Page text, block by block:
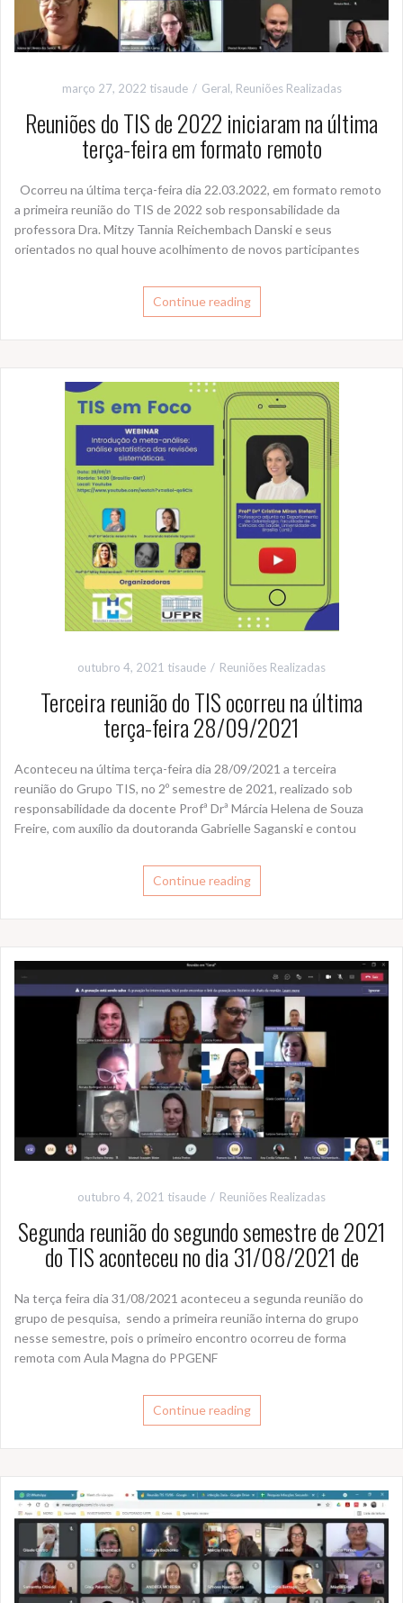
março 27, 2022 tisaude Geral, Reuniões Realizadas
Reuniões do TIS de 2022 iniciaram na última
terça-feira em formato remoto
Ocorreu na última terça-feira dia 22.03.2022, em formato remoto
a primeira reunião do TIS de 2022 sob responsabilidade da
professora Dra. Mitzy Tannia Reichembach Danski e seus
orientados no qual houve acolhimento de novos participantes
Continue reading
outubro 4, 2021 tisaude Reuniões Realizadas
Terceira reunião do TIS ocorreu na última
terça-feira 28/09/2021
Aconteceu na última terça-feira dia 28/09/2021 a terceira
reunião do Grupo TIS, no 2º semestre de 2021, realizado sob
responsabilidade da docente Profª Drª Márcia Helena de Souza
Freire, com auxílio da doutoranda Gabrielle Saganski e contou
Continue reading
outubro 4, 2021 tisaude Reuniões Realizadas
Segunda reunião do segundo semestre de 2021
do TIS aconteceu no dia 31/08/2021 de
Na terça feira dia 31/08/2021 aconteceu a segunda reunião do
grupo de pesquisa, sendo a primeira reunião interna do grupo
nesse semestre, pois o primeiro encontro ocorreu de forma
remota com Aula Magna do PPGENF
Continue reading